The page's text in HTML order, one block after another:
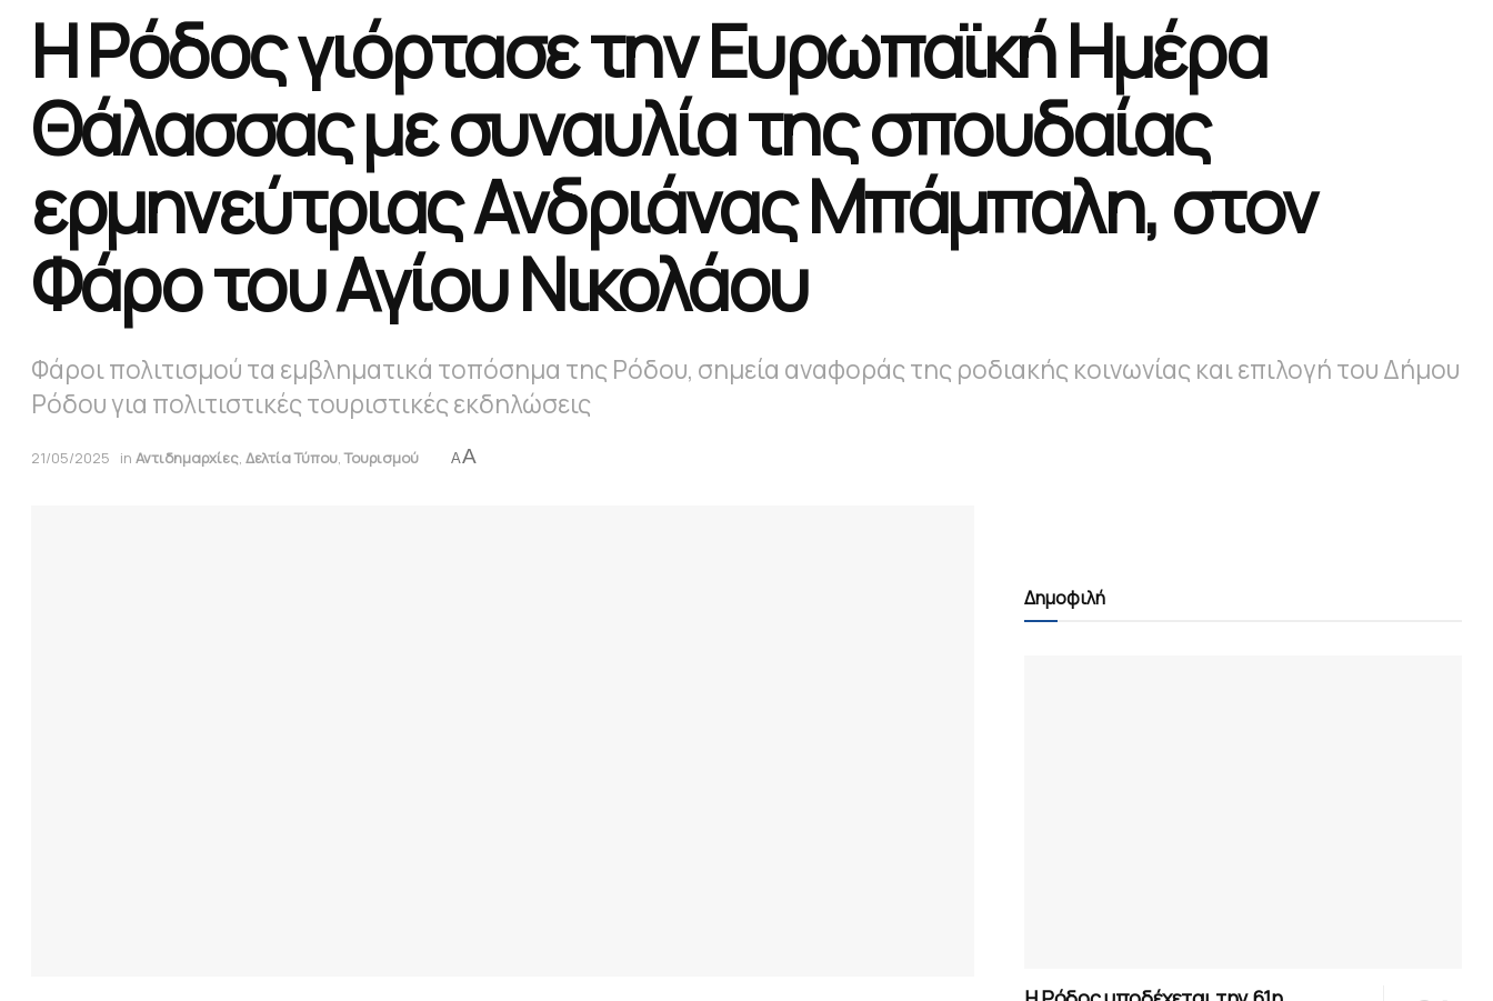
Η Ρόδος γιόρτασε την Ευρωπαϊκή Ημέρα
Θάλασσας με συναυλία της σπουδαίας
ερμηνεύτριας Ανδριάνας Μπάμπαλη, στον
Φάρο του Αγίου Νικολάου
Φάροι πολιτισμού τα εμβληματικά τοπόσημα της Ρόδου, σημεία αναφοράς της ροδιακής κοινωνίας και επιλογή του Δήμου
Ρόδου για πολιτιστικές τουριστικές εκδηλώσεις
21/05/2025 in Αντιδημαρχίες, Δελτία Τύπου,Τουρισμού AA
Δημοφιλή